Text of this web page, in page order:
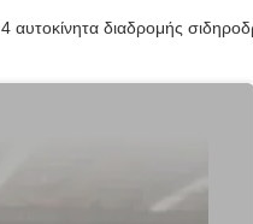
4 αυτοκίνητα διαδρομής